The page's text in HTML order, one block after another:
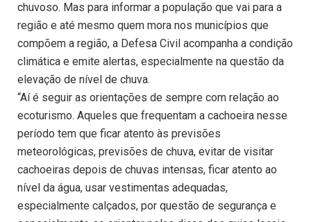
chuvoso. Mas para informar a população que vai para a
região e até mesmo quem mora nos municípios que
compõem a região, a Defesa Civil acompanha a condição
climática e emite alertas, especialmente na questão da
elevação de nível de chuva.
“Aí é seguir as orientações de sempre com relação ao
ecoturismo. Aqueles que frequentam a cachoeira nesse
período tem que ficar atento às previsões
meteorológicas, previsões de chuva, evitar de visitar
cachoeiras depois de chuvas intensas, ficar atento ao
nível da água, usar vestimentas adequadas,
especialmente calçados, por questão de segurança e